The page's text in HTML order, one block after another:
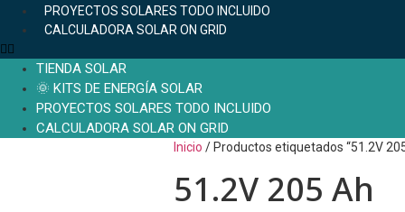
PROYECTOS SOLARES TODO INCLUIDO
CALCULADORA SOLAR ON GRID
TIENDA SOLAR
🌞 KITS DE ENERGÍA SOLAR
PROYECTOS SOLARES TODO INCLUIDO
CALCULADORA SOLAR ON GRID
Inicio / Productos etiquetados “51.2V
51.2V 205 Ah